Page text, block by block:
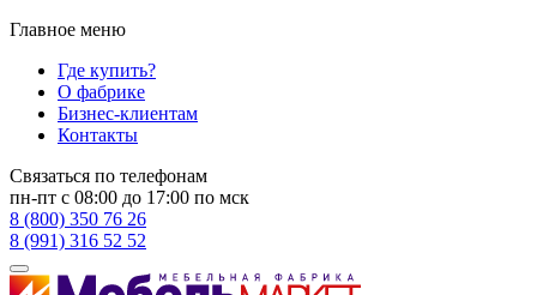
Главное меню
Где купить?
О фабрике
Бизнес-клиентам
Контакты
Связаться по телефонам
пн-пт с 08:00 до 17:00 по мск
8 (800) 350 76 26
8 (991) 316 52 52